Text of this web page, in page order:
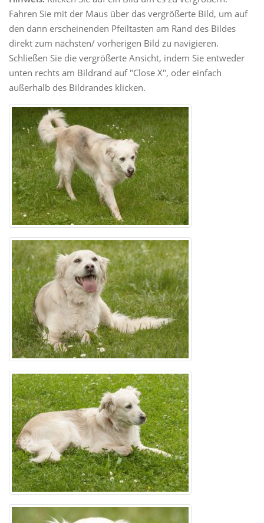
Fahren Sie mit der Maus über das vergrößerte Bild, um auf
den dann erscheinenden Pfeiltasten am Rand des Bildes
direkt zum nächsten/ vorherigen Bild zu navigieren.
Schließen Sie die vergrößerte Ansicht, indem Sie entweder
unten rechts am Bildrand auf "Close X", oder einfach
außerhalb des Bildrandes klicken.